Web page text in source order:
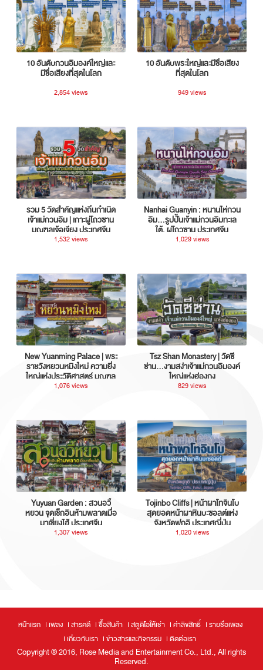
10 อันดับกวนอิมองค์ใหญ่และ
มีชื่อเสียงที่สุดในโลก
2,854 views
10 อันดับพระใหญ่และมีชื่อเสียง
ที่สุดในโลก
949 views
รวม 5 วัดสำคัญแห่งถิ่นกำเนิด
เจ้าแม่กวนอิม | เกาะผู่โถวซาน
มณฑลเจ้อเจียง ประเทศจีน
1,532 views
Nanhai Guanyin : หนานไห่กวน
อิม...รูปปั้นเจ้าแม่กวนอิมทะเล
ใต้, ผู่โถวซาน ประเทศจีน
1,029 views
New Yuanming Palace | พระ
ราชวังหยวนหมิงใหม่ ความยิ่ง
ใหญ่แห่งประวัติศาสตร์ มณฑล
กวางตุ้ง ประเทศจีน
1,076 views
Tsz Shan Monastery | วัดซี
ซ่าน…งามสง่าเจ้าแม่กวนอิมองค์
ใหญ่แห่งฮ่องกง
829 views
Yuyuan Garden : สวนอวี้
หยวน จุดเช็กอินห้ามพลาดเมื่อ
มาเซี่ยงไฮ้ ประเทศจีน
1,307 views
Tojinbo Cliffs | หน้าผาโทจินโบ
สุดยอดหน้าผาหินบะซอลต์แห่ง
จังหวัดฟุกุอิ ประเทศญี่ปุ่น
1,020 views
หน้าแรก เพลง สารคดี ซื้อสินค้า สตูดิโอให้เช่า ค่าลิขสิทธิ์
รายชื่อเพลง
เกี่ยวกับเรา
ข่าวสารและกิจกรรม ติดต่อเรา
Copyright ® 2016, Rose Media and Entertainment Co., Ltd., All rights
Reserved.